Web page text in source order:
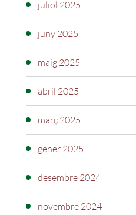
juliol 2025
juny 2025
maig 2025
abril 2025
març 2025
gener 2025
desembre 2024
novembre 2024